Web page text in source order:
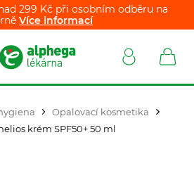
299 Kč při osobním odběru na
Více informací
Opalovací kosmetika
krém SPF50+ 50 ml